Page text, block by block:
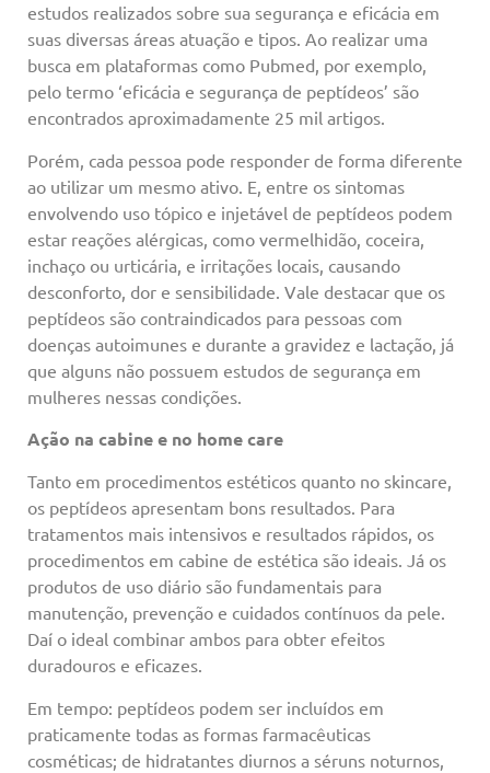
estudos realizados sobre sua segurança e eficácia em
suas diversas áreas atuação e tipos. Ao realizar uma
busca em plataformas como Pubmed, por exemplo,
pelo termo ‘eficácia e segurança de peptídeos’ são
encontrados aproximadamente 25 mil artigos.
Porém, cada pessoa pode responder de forma diferente
ao utilizar um mesmo ativo. E, entre os sintomas
envolvendo uso tópico e injetável de peptídeos podem
estar reações alérgicas, como vermelhidão, coceira,
inchaço ou urticária, e irritações locais, causando
desconforto, dor e sensibilidade. Vale destacar que os
peptídeos são contraindicados para pessoas com
doenças autoimunes e durante a gravidez e lactação, já
que alguns não possuem estudos de segurança em
mulheres nessas condições.
Ação na cabine e no home care
Tanto em procedimentos estéticos quanto no skincare,
os peptídeos apresentam bons resultados. Para
tratamentos mais intensivos e resultados rápidos, os
procedimentos em cabine de estética são ideais. Já os
produtos de uso diário são fundamentais para
manutenção, prevenção e cuidados contínuos da pele.
Daí o ideal combinar ambos para obter efeitos
duradouros e eficazes.
Em tempo: peptídeos podem ser incluídos em
praticamente todas as formas farmacêuticas
cosméticas; de hidratantes diurnos a séruns noturnos,